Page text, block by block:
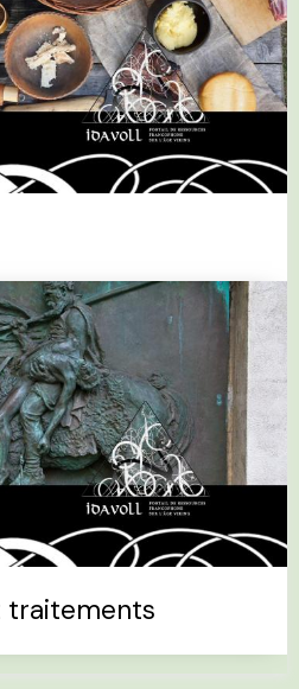
traitements